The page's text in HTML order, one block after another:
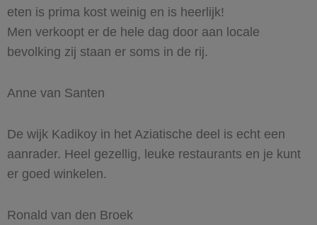
eten is prima kost weinig en is heerlijk!
Men verkoopt er de hele dag door aan locale
bevolking zij staan er soms in de rij.
Anne van Santen
De wijk Kadikoy in het Aziatische deel is echt een
aanrader. Heel gezellig, leuke restaurants en je kunt
er goed winkelen.
Ronald van den Broek